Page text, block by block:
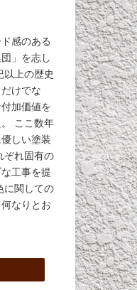
感のある
」を志し
以上の歴史
けでな
加価値を
ここ数年
しい塗装
ぞれ固有の
工事を提
に関しての
なりとお